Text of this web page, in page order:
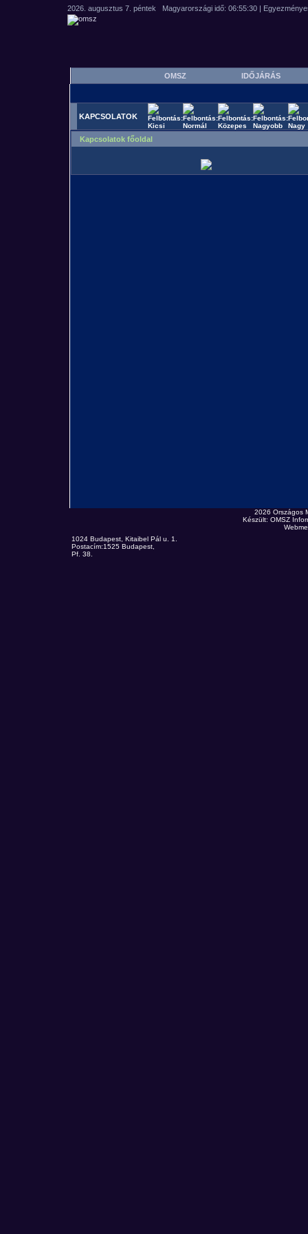
OMSZ IDŐJÁRÁS
KAPCSOLATOK
Kapcsolatok főoldal
2026
Készült: OMSZ
1024 Budapest, Kitaibel Pál u. 1.
Postacím:1525 Budapest,
Pf. 38.